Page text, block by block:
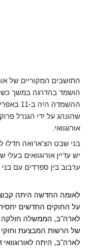
התושבים המקוריים של
הושמד בהדרגה במשך
שהונהג על ידי הגנרל
אורוגוואי.
בני שבט הצ'ארואה חדלו
יש עדיין אורוגוואים
ערבוב בין ספרדים עם
לאומה החדשה היתה
על החוקים החדשים
לארה"ב, הממשלה חולקה
של הרשות המבצעת וחוקי
לארה"ב, היתה